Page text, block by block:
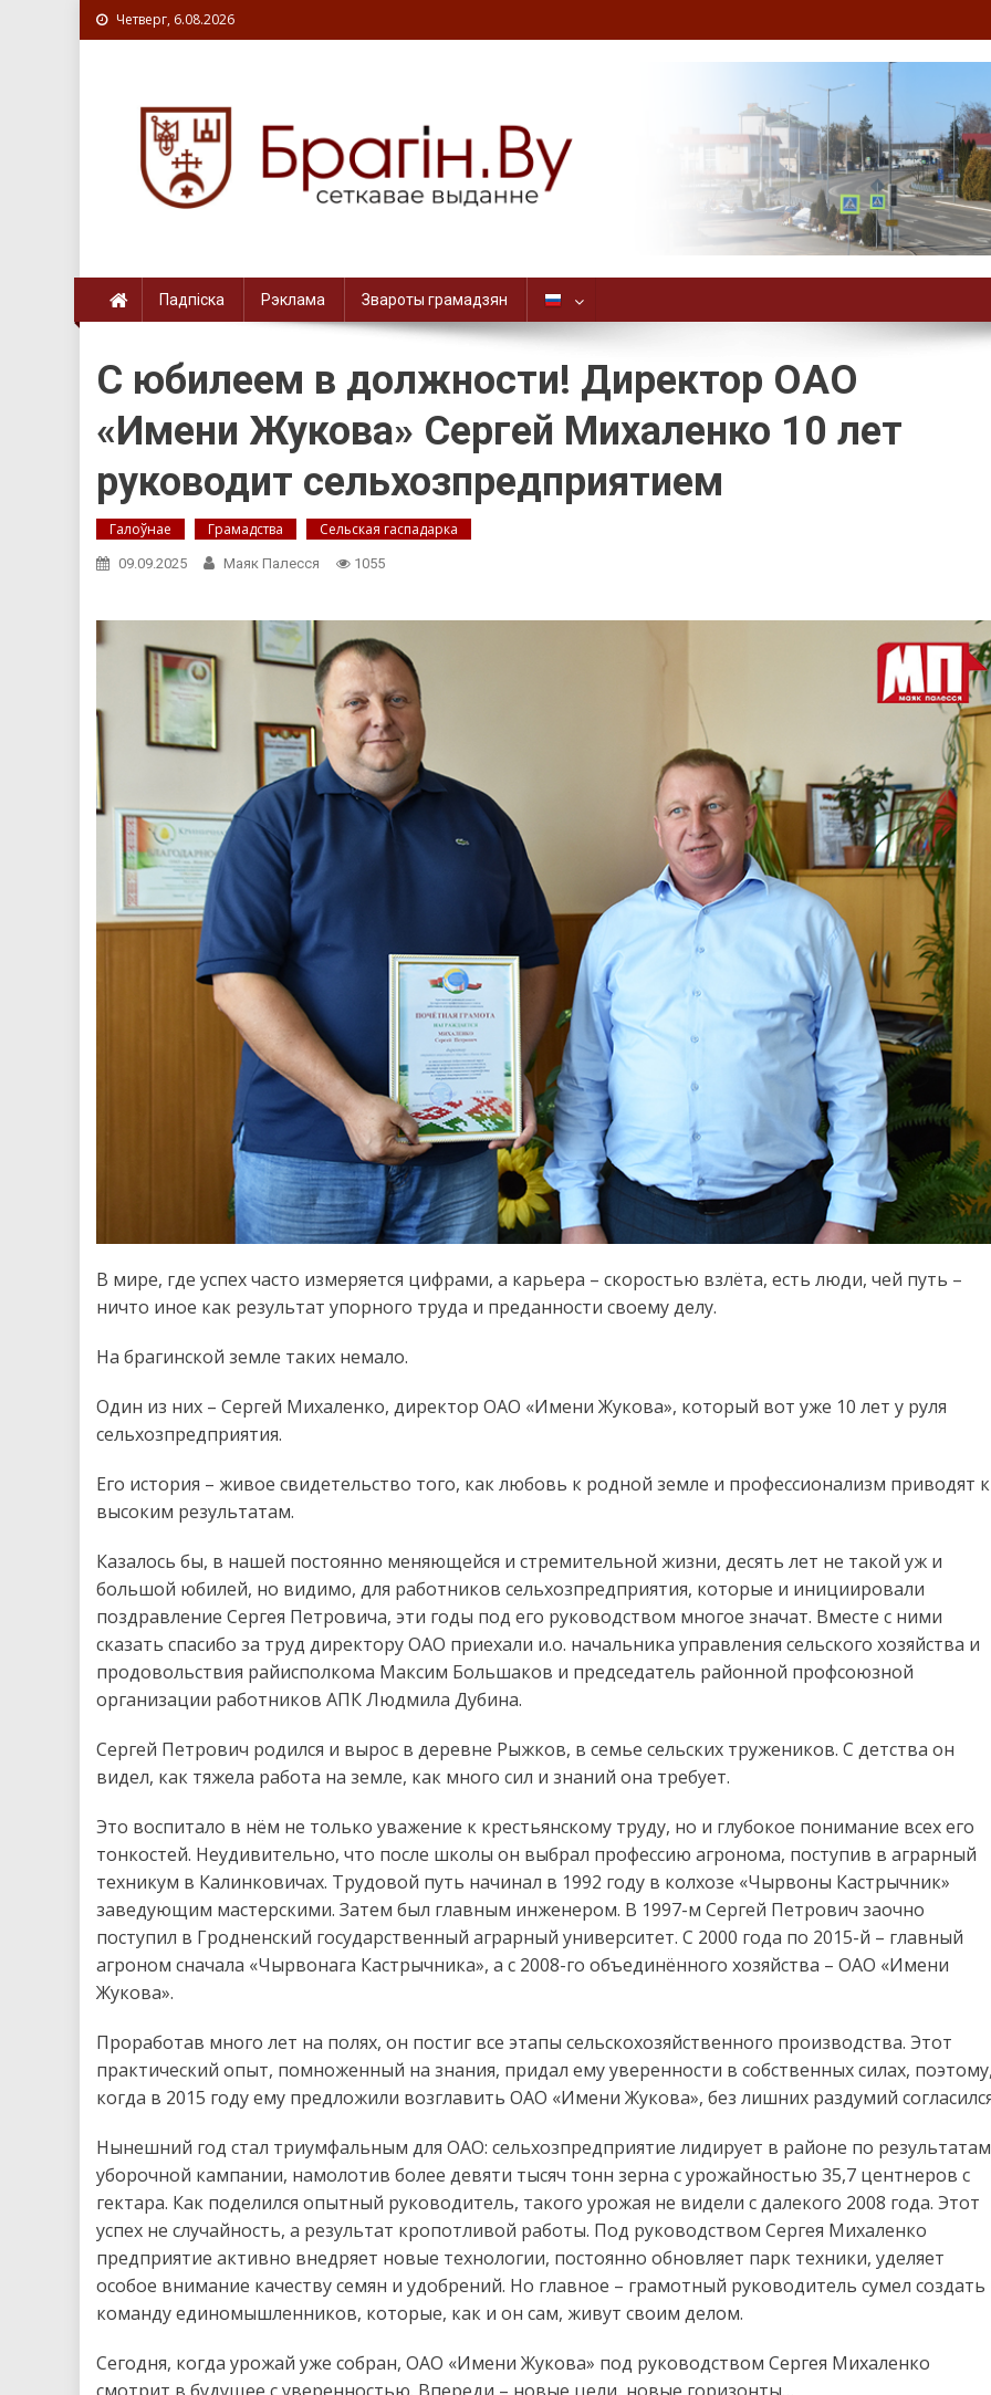
Четверг, 6.08.2026
Падпіска Рэклама Звароты грамадзян
С юбилеем в должности! Директор ОАО
«Имени Жукова» Сергей Михаленко 10 лет
руководит сельхозпредприятием
Галоўнае Грамадства Сельская гаспадарка
09.09.2025 Маяк Палесся 1055
В мире, где успех часто измеряется цифрами, а карьера – скоростью взлёта, есть люди, чей путь –
ничто иное как результат упорного труда и преданности своему делу.
На брагинской земле таких немало.
Один из них – Сергей Михаленко, директор ОАО «Имени Жукова», который вот уже 10 лет у руля
сельхозпредприятия.
Его история – живое свидетельство того, как любовь к родной земле и профессионализм приводят к
высоким результатам.
Казалось бы, в нашей постоянно меняющейся и стремительной жизни, десять лет не такой уж и
большой юбилей, но видимо, для работников сельхозпредприятия, которые и инициировали
поздравление Сергея Петровича, эти годы под его руководством многое значат. Вместе с ними
сказать спасибо за труд директору ОАО приехали и.о. начальника управления сельского хозяйства и
продовольствия райисполкома Максим Большаков и председатель районной профсоюзной
организации работников АПК Людмила Дубина.
Сергей Петрович родился и вырос в деревне Рыжков, в семье сельских тружеников. С детства он
видел, как тяжела работа на земле, как много сил и знаний она требует.
Это воспитало в нём не только уважение к крестьянскому труду, но и глубокое понимание всех его
тонкостей. Неудивительно, что после школы он выбрал профессию агронома, поступив в аграрный
техникум в Калинковичах. Трудовой путь начинал в 1992 году в колхозе «Чырвоны Кастрычник»
заведующим мастерскими. Затем был главным инженером. В 1997-м Сергей Петрович заочно
поступил в Гродненский государственный аграрный университет. С 2000 года по 2015-й – главный
агроном сначала «Чырвонага Кастрычника», а с 2008-го объединённого хозяйства – ОАО «Имени
Жукова».
Проработав много лет на полях, он постиг все этапы сельскохозяйственного производства. Этот
практический опыт, помноженный на знания, придал ему уверенности в собственных силах, поэтому,
когда в 2015 году ему предложили возглавить ОАО «Имени Жукова», без лишних раздумий
Нынешний год стал триумфальным для ОАО: сельхозпредприятие лидирует в районе по результатам
уборочной кампании, намолотив более девяти тысяч тонн зерна с урожайностью 35,7 центнеров с
гектара. Как поделился опытный руководитель, такого урожая не видели с далекого 2008 года. Этот
успех не случайность, а результат кропотливой работы. Под руководством Сергея Михаленко
предприятие активно внедряет новые технологии, постоянно обновляет парк техники, уделяет
особое внимание качеству семян и удобрений. Но главное – грамотный руководитель сумел создать
команду единомышленников, которые, как и он сам, живут своим делом.
Сегодня, когда урожай уже собран, ОАО «Имени Жукова» под руководством Сергея Михаленко